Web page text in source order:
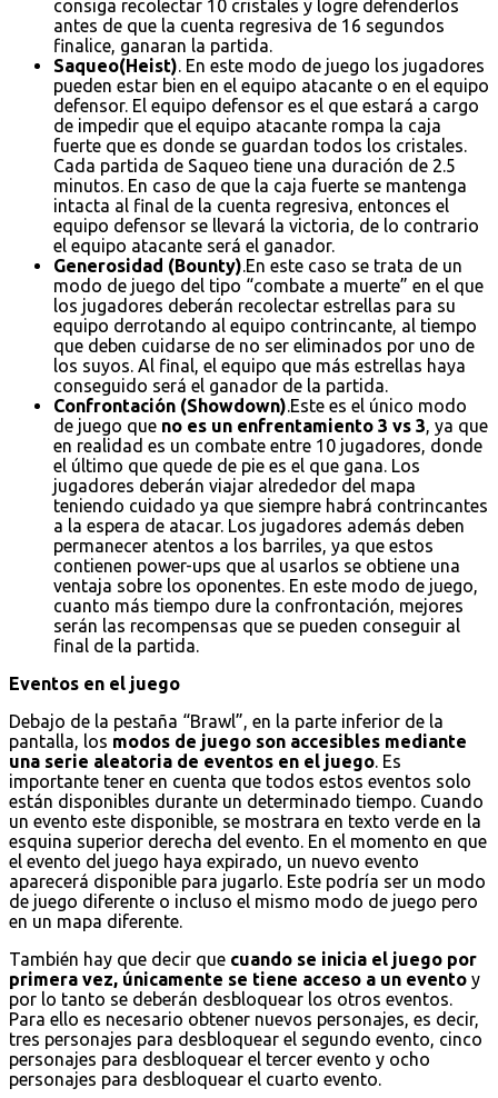
consiga recolectar 10 cristales y logre defenderlos
antes de que la cuenta regresiva de 16 segundos
finalice, ganaran la partida.
Saqueo(Heist). En este modo de juego los jugadores
pueden estar bien en el equipo atacante o en el equipo
defensor. El equipo defensor es el que estará a cargo
de impedir que el equipo atacante rompa la caja
fuerte que es donde se guardan todos los cristales.
Cada partida de Saqueo tiene una duración de 2.5
minutos. En caso de que la caja fuerte se mantenga
intacta al final de la cuenta regresiva, entonces el
equipo defensor se llevará la victoria, de lo contrario
el equipo atacante será el ganador.
Generosidad (Bounty).En este caso se trata de un
modo de juego del tipo “combate a muerte” en el que
los jugadores deberán recolectar estrellas para su
equipo derrotando al equipo contrincante, al tiempo
que deben cuidarse de no ser eliminados por uno de
los suyos. Al final, el equipo que más estrellas haya
conseguido será el ganador de la partida.
Confrontación (Showdown).Este es el único modo
de juego que no es un enfrentamiento 3 vs 3, ya que
en realidad es un combate entre 10 jugadores, donde
el último que quede de pie es el que gana. Los
jugadores deberán viajar alrededor del mapa
teniendo cuidado ya que siempre habrá contrincantes
a la espera de atacar. Los jugadores además deben
permanecer atentos a los barriles, ya que estos
contienen power-ups que al usarlos se obtiene una
ventaja sobre los oponentes. En este modo de juego,
cuanto más tiempo dure la confrontación, mejores
serán las recompensas que se pueden conseguir al
final de la partida.
Eventos en el juego
Debajo de la pestaña “Brawl”, en la parte inferior de la
pantalla, los modos de juego son accesibles mediante
una serie aleatoria de eventos en el juego. Es
importante tener en cuenta que todos estos eventos solo
están disponibles durante un determinado tiempo. Cuando
un evento este disponible, se mostrara en texto verde en la
esquina superior derecha del evento. En el momento en que
el evento del juego haya expirado, un nuevo evento
aparecerá disponible para jugarlo. Este podría ser un modo
de juego diferente o incluso el mismo modo de juego pero
en un mapa diferente.
También hay que decir que cuando se inicia el juego por
primera vez, únicamente se tiene acceso a un evento y
por lo tanto se deberán desbloquear los otros eventos.
Para ello es necesario obtener nuevos personajes, es decir,
tres personajes para desbloquear el segundo evento, cinco
personajes para desbloquear el tercer evento y ocho
personajes para desbloquear el cuarto evento.